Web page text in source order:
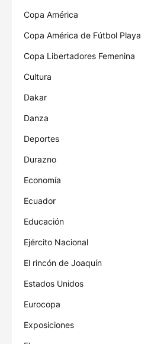
Copa América
Copa América de Fútbol Playa
Copa Libertadores Femenina
Cultura
Dakar
Danza
Deportes
Durazno
Economía
Ecuador
Educación
Ejército Nacional
El rincón de Joaquín
Estados Unidos
Eurocopa
Exposiciones